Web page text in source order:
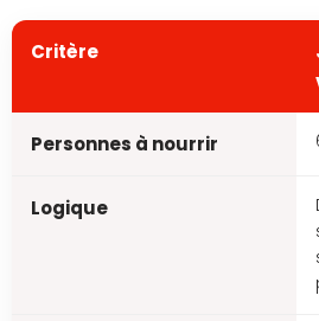
Critère
Personnes à nourrir
Logique